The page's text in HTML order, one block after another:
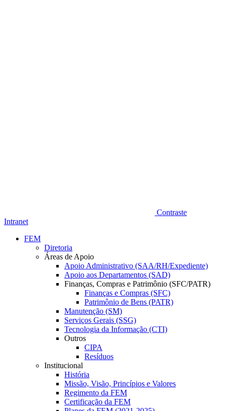
Contraste
Intranet
FEM
Diretoria
Áreas de Apoio
Apoio Administrativo (SAA/RH/Expediente)
Apoio aos Departamentos (SAD)
Finanças, Compras e Patrimônio (SFC/PATR)
Finanças e Compras (SFC)
Patrimônio de Bens (PATR)
Manutenção (SM)
Serviços Gerais (SSG)
Tecnologia da Informação (CTI)
Outros
CIPA
Resíduos
Institucional
História
Missão, Visão, Princípios e Valores
Regimento da FEM
Certificação da FEM